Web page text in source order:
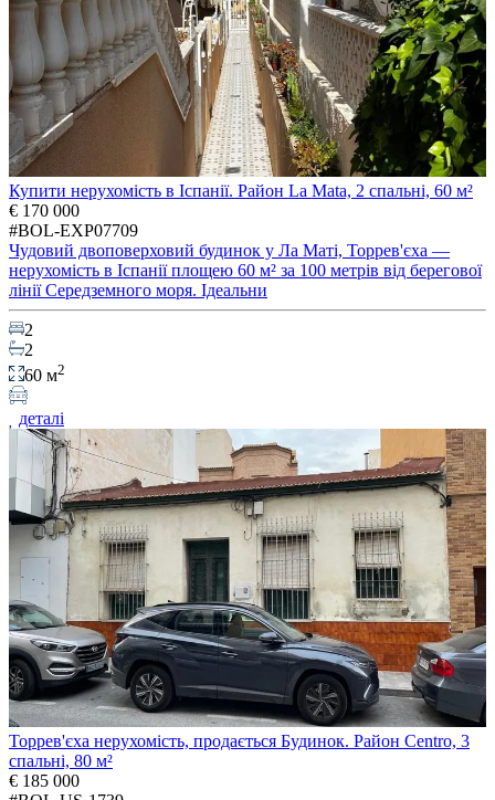
Купити нерухомість в Іспанії. Район La Mata, 2 спальні, 60 м²
€ 170 000
#BOL-EXP07709
Чудовий двоповерховий будинок у Ла Маті, Торрев'єха —
нерухомість в Іспанії площею 60 м² за 100 метрів від берегової
лінії Середземного моря. Ідеальни
2
2
60 м2
деталі
Торрев'єха нерухомість, продається Будинок. Район Centro, 3
спальні, 80 м²
€ 185 000